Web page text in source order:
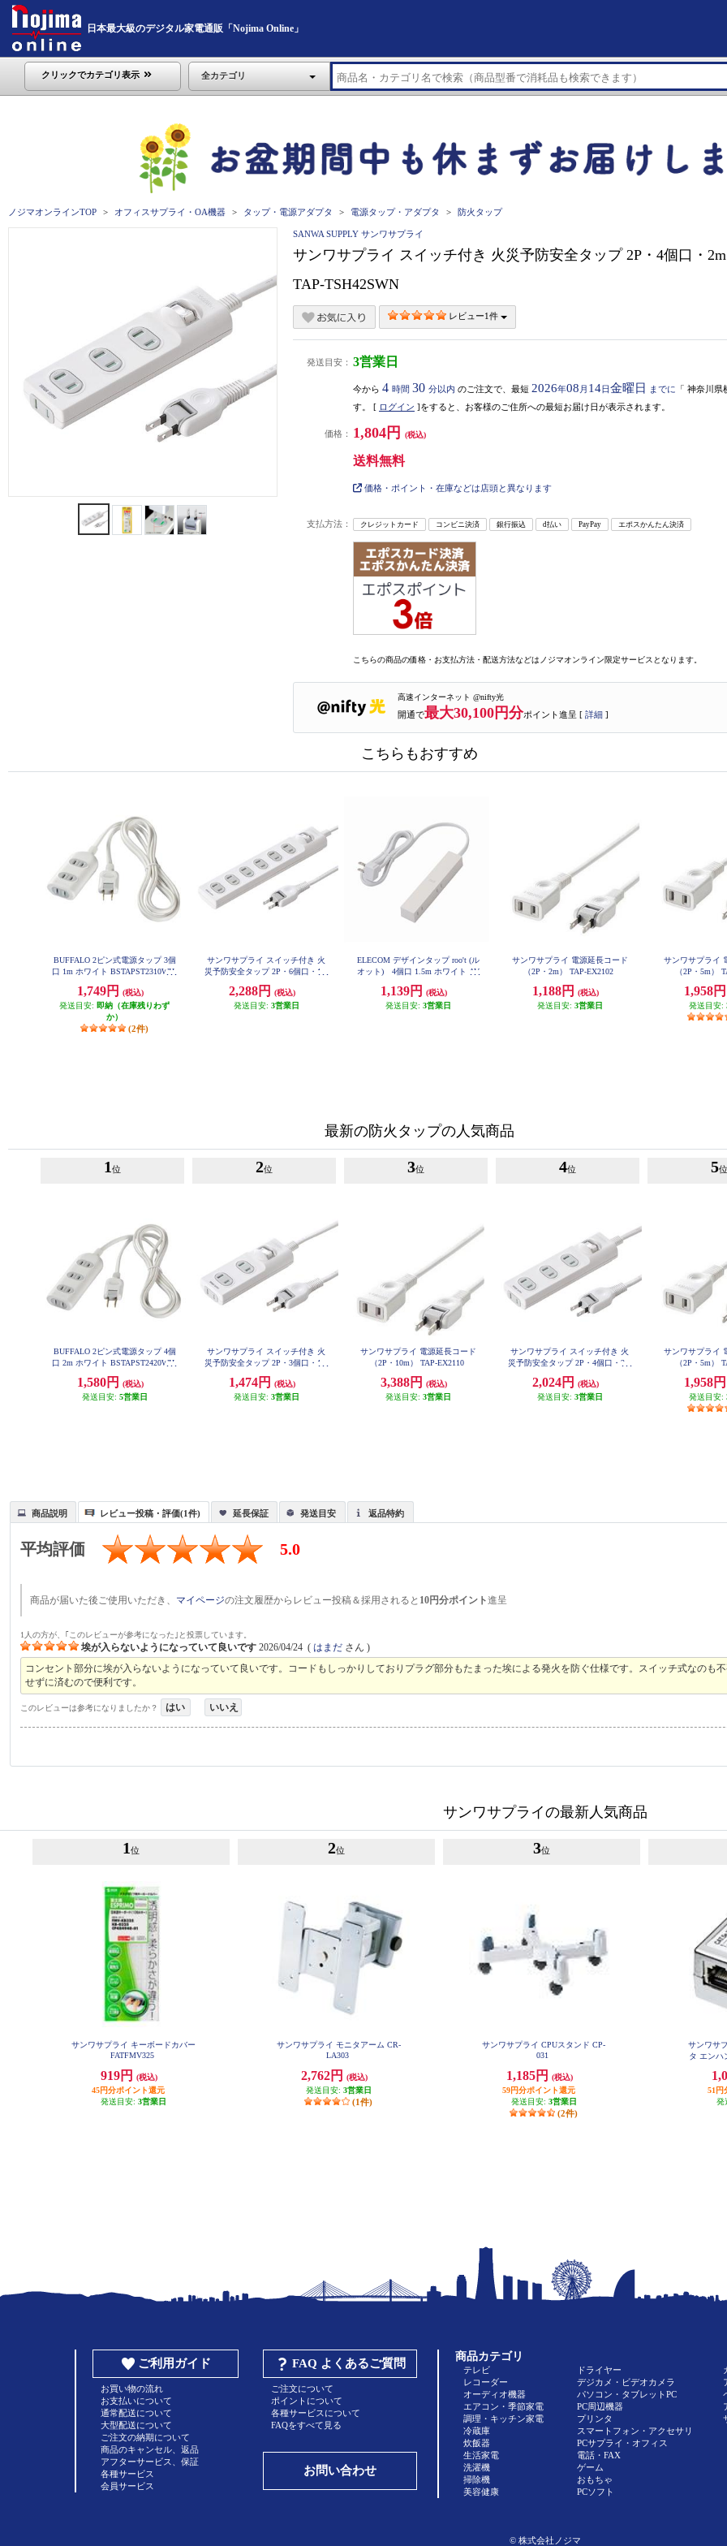
日本最大級のデジタル家電通販「Nojima Online」
クリックでカテゴリ表示 全カテゴリ
ノジマオンラインTOP オフィスサプライ・OA機器 タップ・電源アダプタ 電源タップ・アダプタ 防火タップ
SANWA SUPPLY サンワサプライ
サンワサプライ スイッチ付き 火災予防安全タップ 2P・4個口・
TAP-TSH42SWN
レビュー1件
発送目安： 3営業日
今から 4 時間 30 分以内 のご注文で、最短 2026年08 月 14日金曜日 までに 「 神奈川県
す。 [ ログイン ]をすると、お客様のご住所への最短お届け日が表示されます。
価格： 1,804円 (税込)
送料無料
価格・ポイント・在庫などは店頭と異なります
支払方法： クレジットカード コンビニ決済 銀行振込 d払い PayPay エポスかんたん決済
こちらの商品の価格・お支払方法・配送方法などはノジマオンライン限定サービスとなります。
高速インターネット @nifty光
開通で最大30,100円分ポイント進呈 [ 詳細 ]
こちらもおすすめ
BUFFALO 2ピン式電源タップ 3個
口 1m ホワイト BSTAPST2310WH
1,749円
(税込)
発送目安: 即納（在庫残りわず
か）
(2件)
サンワサプライ スイッチ付き 火
災予防安全タップ 2P・6個口・1m
2,288円
(税込)
発送目安: 3営業日
ELECOM デザインタップ roo't (ル
オット) 4個口 1.5m ホワイト AV
1,139円
(税込)
発送目安: 3営業日
サンワサプライ 電源延長コード
（2P・2m） TAP-EX2102
1,188円
(税込)
発送目安: 3営業日
サンワサプライ
（2P・5m）
1,958円
発送目安:
最新の防火タップの人気商品
1 位
BUFFALO 2ピン式電源タップ 4個
口 2m ホワイト BSTAPST2420WH
1,580円
(税込)
発送目安: 5営業日
2位
サンワサプライ スイッチ付き 火
災予防安全タップ 2P・3個口・1m
1,474円
(税込)
発送目安: 3営業日
3位
サンワサプライ 電源延長コード
（2P・10m） TAP-EX2110
3,388円
(税込)
発送目安: 3営業日
4位
サンワサプライ スイッチ付き 火
災予防安全タップ 2P・4個口・3m
2,024円
(税込)
発送目安: 3営業日
5位
サンワサプライ
（2P・5m）
1,958円
発送目安:
商品説明 レビュー投稿・評価(1件) 延長保証 発送目安 返品特約
平均評価 5.0
商品が届いた後ご使用いただき、 マイページの注文履歴からレビュー投稿＆採用されると 10円分ポイント進呈
1人の方が、｢このレビューが参考になった｣と投票しています。
埃が入らないようになっていて良いです 2026/04/24 (はまだ さん )
コンセント部分に埃が入らないようになっていて良いです。コードもしっかりしておりプラグ部分もたまった埃による発火を防ぐ仕様です。スイッチ式なのも
せずに済むので便利です。
このレビューは参考になりましたか？ はい いいえ
サンワサプライの最新人気商品
1 位
サンワサプライ キーボードカバー
FATFMV325
919円
(税込)
45円分ポイント還元
発送目安: 3営業日
2位
サンワサプライ モニタアーム CR-
LA303
2,762円
(税込)
発送目安: 3営業日
(1件)
3位
サンワサプライ CPUスタンド CP-
031
1,185円
(税込)
59円分ポイント還元
発送目安: 3営業日
(2件)
サンワサ
タ エンハ
51円
発
ご利用ガイド
お買い物の流れ
お支払いについて
通常配送について
大型配送について
ご注文の納期について
商品のキャンセル、返品
アフターサービス、保証
各種サービス
会員サービス
FAQ よくあるご質問
ご注文について
ポイントについて
各種サービスについて
FAQをすべて見る
お問い合わせ
商品カテゴリ
テレビ
レコーダー
オーディオ機器
エアコン・季節家電
調理・キッチン家電
冷蔵庫
炊飯器
生活家電
洗濯機
掃除機
美容健康
ドライヤー
デジカメ・ビデオカメラ
パソコン・タブレットPC
PC周辺機器
プリンタ
スマートフォン・アクセサリ
PCサプライ・オフィス
電話・FAX
ゲーム
おもちゃ
PCソフト
© 株式会社ノジマ